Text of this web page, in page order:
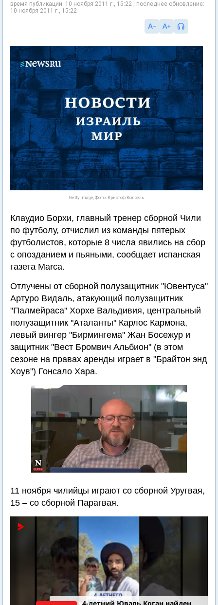
время публикации: 10 ноября 2011 г., 15:22 | последнее обновление:
10 ноября 2011 г., 15:22
Getty Image, Фото: Кристоф Копсель
Клаудио Борхи, главный тренер сборной Чили
по футболу, отчислил из команды пятерых
футболистов, которые 8 числа явились на сбор
с опозданием и пьяными, сообщает испанская
газета Marca.
Отлучены от сборной полузащитник "Ювентуса"
Артуро Видаль, атакующий полузащитник
"Палмейраса" Хорхе Вальдивия, центральный
полузащитник "Аталанты" Карлос Кармона,
левый вингер "Бирмингема" Жан Босежур и
защитник "Вест Бромвич Альбион" (в этом
сезоне на правах аренды играет в "Брайтон энд
Хоув") Гонсало Хара.
11 ноября чилийцы играют со сборной Уругвая,
15 – со сборной Парагвая.